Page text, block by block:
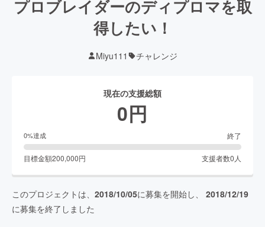
プロブレイダーのディプロマを取
得したい！
Miyu111 チャレンジ
現在の支援総額
0円
0%達成 終了
目標金額200,000円 支援者数0 人
このプロジェクトは、 2018/10/05に募集を開始し、 2018/12/19
に募集を終了しました